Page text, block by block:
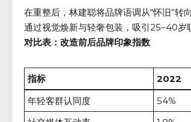
在重整后，林建聪将品牌语调从“怀旧”转向
通过视觉焕新与轻奢包装，吸引25–40岁
对比表：改造前后品牌印象指数
指标 2022
年轻客群认同度
54%